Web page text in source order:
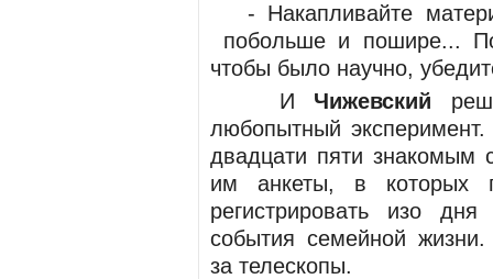
- Накапливайте
побольше и пошире...
чтобы было научно,
И Чижевский
любопытный
двадцати пяти знакомым
им анкеты, в которых
регистрировать изо
события семейной
за телескопы.